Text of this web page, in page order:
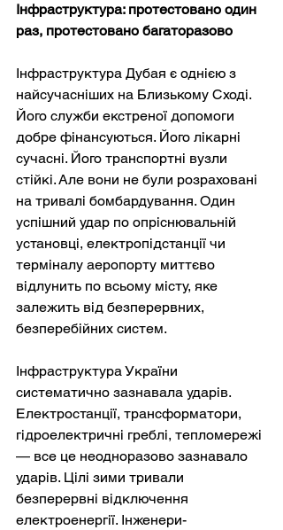
Інфраструктура: протестовано один
раз, протестовано багаторазово
Інфраструктура Дубая є однією з
найсучасніших на Близькому Сході.
Його служби екстреної допомоги
добре фінансуються. Його лікарні
сучасні. Його транспортні вузли
стійкі. Але вони не були розраховані
на тривалі бомбардування. Один
успішний удар по опріснювальній
установці, електропідстанції чи
терміналу аеропорту миттєво
відлунить по всьому місту, яке
залежить від безперервних,
безперебійних систем.
Інфраструктура України
систематично зазнавала ударів.
Електростанції, трансформатори,
гідроелектричні греблі, тепломережі
— все це неодноразово зазнавало
ударів. Цілі зими тривали
безперервні відключення
електроенергії. Інженери-